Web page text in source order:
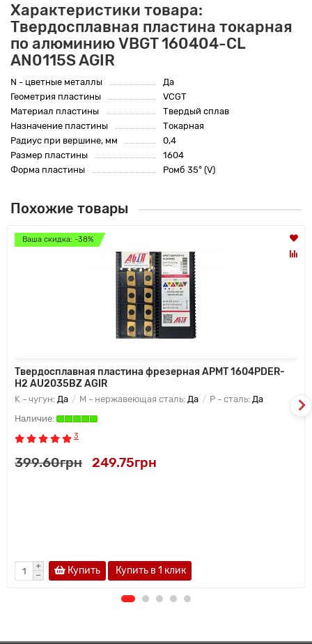
Характеристики товара:
Твердосплавная пластина токарная
по алюминию VBGT 160404-CL
AN0115S AGIR
N - цветные металлы
Да
Геометрия пластины
VCGT
Материал пластины
Твердый сплав
Назначение пластины
Токарная
Радиус при вершине, мм
0,4
Размер пластины
1604
Форма пластины
Ромб 35° (V)
Похожие товары
Ваша скидка: -38%
Твердосплавная пластина фрезерная APMT 1604PDER-
H2 AU2035BZ AGIR
K - чугун: Да M - нержавеющая сталь: Да P - сталь: Да
3
399.60грн 249.75грн
Купить Купить в 1 клик